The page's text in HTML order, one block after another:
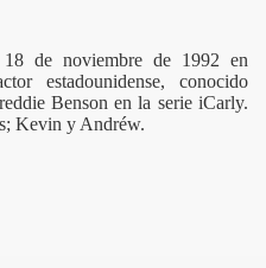
de noviembre de 1992 en
estadounidense, conocido
Benson en la serie iCarly.
Kevin y Andréw.